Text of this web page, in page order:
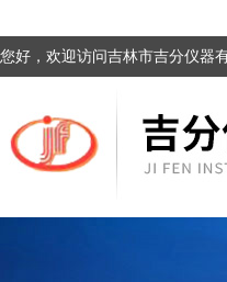
您好，欢迎访问吉林市吉分仪器